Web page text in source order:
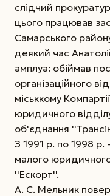
слідчий
цього працював
Самарського
деякий час
амплуа: обіймав
організаційного
міськкому
юридичного
об'єднання
З 1991 р. по 1998
малого
''Ескорт''.
А. С. Мельник